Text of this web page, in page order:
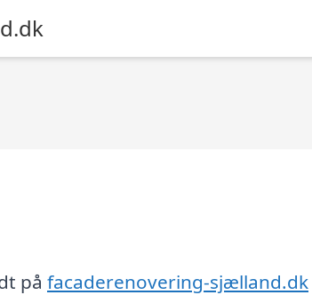
på facaderenovering-sjælland.dk